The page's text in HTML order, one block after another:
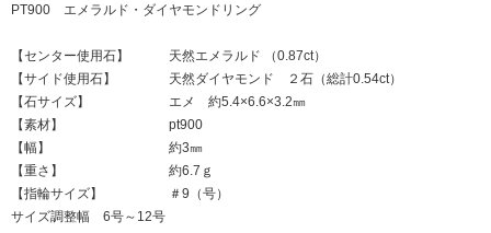
PT900 エメラルド・ダイヤモンドリング
【センター使用石】 天然エメラルド （0.87ct）
【サイド使用石】 天然ダイヤモンド ２石（総計0.54ct）
【石サイズ】 エメ 約5.4×6.6×3.2㎜
【素材】 pt900
【幅】 約3㎜
【重さ】 約6.7ｇ
【指輪サイズ】 ＃9（号）
サイズ調整幅 6号～12号